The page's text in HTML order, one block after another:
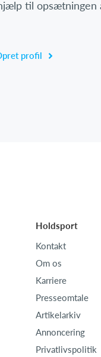
til opsætningen
profil
Holdsport
Kontakt
Om os
Karriere
Presseomtale
Artikelarkiv
Annoncering
Privatlivspolitik